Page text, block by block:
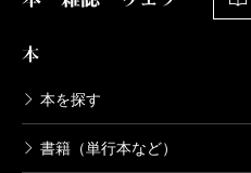
本
本を探す
書籍（単行本など）